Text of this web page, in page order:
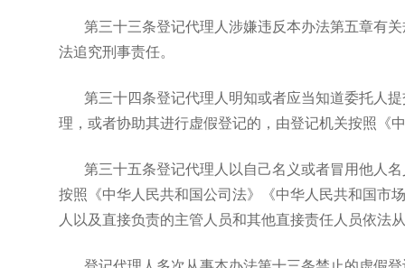
第三十三条登记代理人涉嫌违反本办法第五章有
法追究刑事责任。
第三十四条登记代理人明知或者应当知道委托人
理，或者协助其进行虚假登记的，由登记机关按照《
第三十五条登记代理人以自己名义或者冒用他人
按照《中华人民共和国公司法》《中华人民共和国市
人以及直接负责的主管人员和其他直接责任人员依法